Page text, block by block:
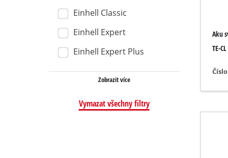
Dvojité brusky
Excentrické
Brusky na
Einhell Classic
Einhell Expert
Einhell Expert Plus
Zobrazit více
Vymazat všechny filtry
Aku
TE-